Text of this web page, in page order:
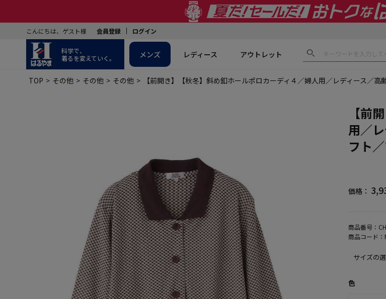
こんにちは、ゲスト様 会員登録 ログイン
科学で、
着るを変えていく。
メンズ レディース アウトレット
TOP その他 その他 その他 【前開き】【秋冬】斜め釦ホールポロカーディ４／婦人用／レディース／
【前
用／
フト
価格：
商品番号：
商品コード：
サイズの
色